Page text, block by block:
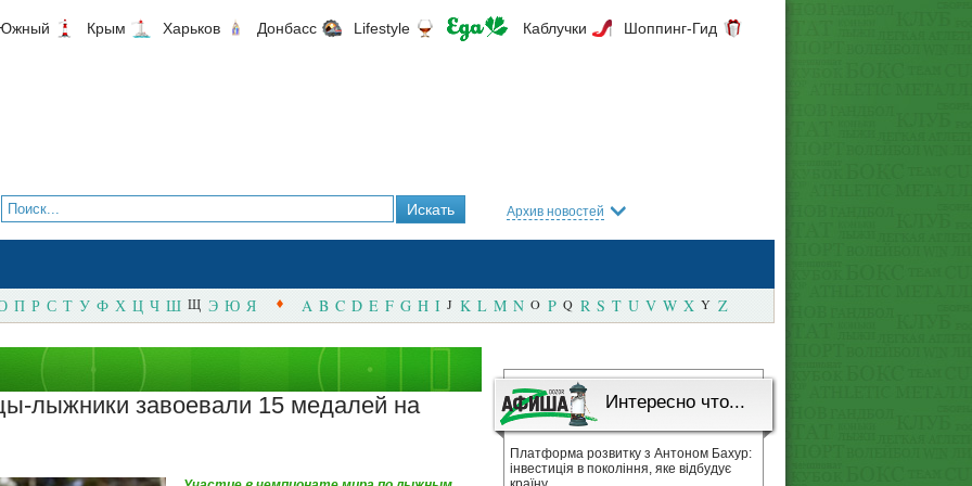
Крым Харьков Донбасс Lifestyle Каблучки Шоппинг-Гид
Архив новостей
П Р С Т У Ф Х Ц Ч Ш Щ Э Ю Я A B C D E F G H I J K L M N O P Q R S T U V W X Y Z
лыжники завоевали 15 медалей на
Интересно что...
Платформа розвитку з Антоном Бахур:
інвестиція в покоління, яке відбудує